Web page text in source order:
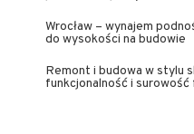
Wrocław – wynajem
do wysokości na budowie
Remont i budowa w stylu
funkcjonalność i